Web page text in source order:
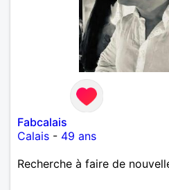
Fabcalais
Calais - 49 ans
Recherche à faire de